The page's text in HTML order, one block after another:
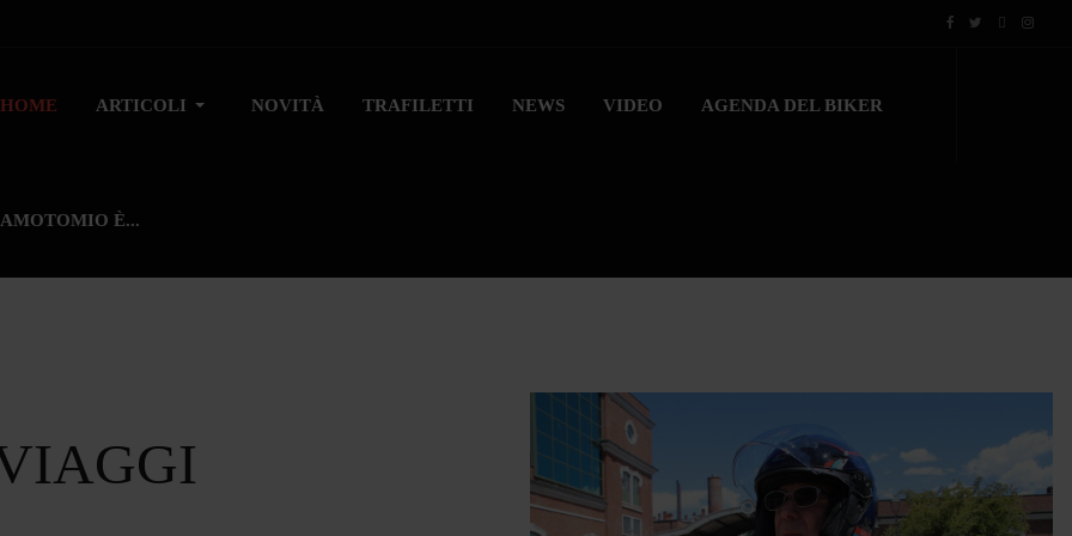
HOME ARTICOLI NOVITÀ TRAFILETTI NEWS VIDEO AGENDA DEL BIKER
AMOTOMIO È...